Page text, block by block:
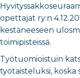
opettajat ry:n
kestäneeseen
toimipisteissä.
Työtuomioistuin
työtaisteluksi, koska